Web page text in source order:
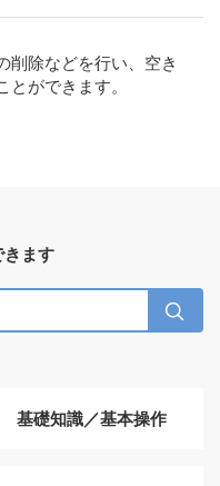
削除などを行い、空き
とができます。
きます
基礎知識／基本操作